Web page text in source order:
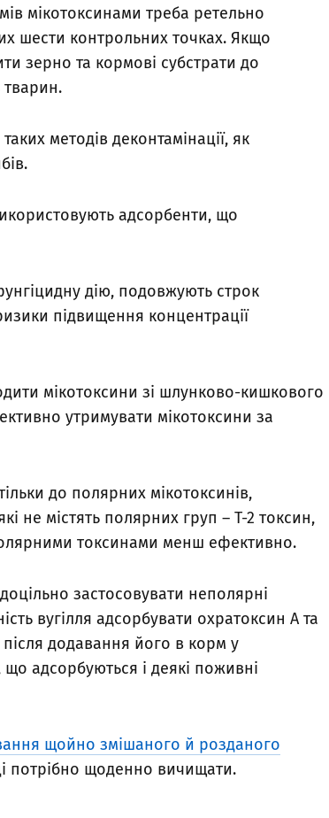
мікотоксинами треба ретельно
шести контрольних точках. Якщо
зерно та кормові субстрати до
тварин.
методів деконтамінації, як
адсорбенти, що
дію, подовжують строк
підвищення концентрації
мікотоксини зі шлунково-кишкового
утримувати мікотоксини за
до полярних мікотоксинів,
не містять полярних груп – Т-2 токсин,
токсинами менш ефективно.
застосовувати неполярні
вугілля адсорбувати охратоксин А та
додавання його в корм у
адсорбуються і деякі поживні
щойно змішаного й розданого
потрібно щоденно вичищати.